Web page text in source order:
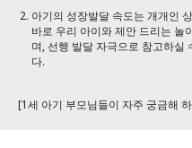
아기의 성장발달 속도는 개개인
바로 우리 아이와 제안 드리는 놀
며, 선행 발달 자극으로 참고하실
다.
[1세 아기 부모님들이 자주 궁금해